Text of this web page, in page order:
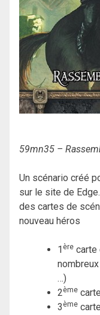
59mn35 –
Un scénario créé
sur le site de
des cartes de
nouveau héros
1 ère carte
…)
2ème
3 ème